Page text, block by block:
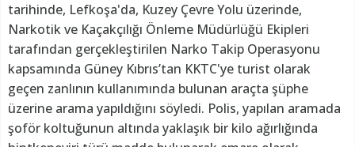
tarihinde, Lefkoşa'da, Kuzey Çevre Yolu üzerinde,
Narkotik ve Kaçakçılığı Önleme Müdürlüğü Ekipleri
tarafından gerçekleştirilen Narko Takip Operasyonu
kapsamında Güney Kıbrıs’tan KKTC'ye turist olarak
geçen zanlının kullanımında bulunan araçta şüphe
üzerine arama yapıldığını söyledi. Polis, yapılan aramada
şoför koltuğunun altında yaklaşık bir kilo ağırlığında